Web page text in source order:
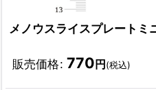
メノウスライスプレートミ
販売価格: 770 円 (税込)